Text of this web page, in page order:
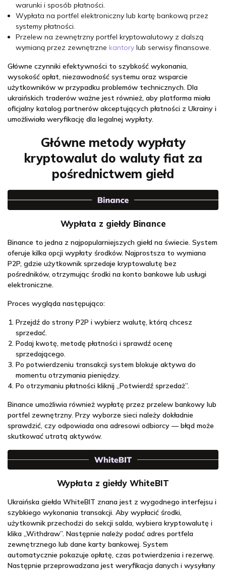
warunki i sposób płatności.
Wypłata na portfel elektroniczny lub kartę bankową przez
systemy płatności.
Przelew na zewnętrzny portfel kryptowalutowy z dalszą
wymianą przez zewnętrzne kantory lub serwisy finansowe.
Główne czynniki efektywności to szybkość wykonania,
wysokość opłat, niezawodność systemu oraz wsparcie
użytkowników w przypadku problemów technicznych. Dla
ukraińskich traderów ważne jest również, aby platforma miała
oficjalny katalog partnerów akceptujących płatności z Ukrainy i
umożliwiała weryfikację dla legalnej wypłaty.
Główne metody wypłaty
kryptowalut do waluty fiat za
pośrednictwem giełd
Wypłata z giełdy Binance
Binance to jedna z najpopularniejszych giełd na świecie. System
oferuje kilka opcji wypłaty środków. Najprostsza to wymiana
P2P, gdzie użytkownik sprzedaje kryptowalutę bez
pośredników, otrzymując środki na konto bankowe lub usługi
elektroniczne.
Proces wygląda następująco:
Przejdź do strony P2P i wybierz walutę, którą chcesz
sprzedać.
Podaj kwotę, metodę płatności i sprawdź ocenę
sprzedającego.
Po potwierdzeniu transakcji system blokuje aktywa do
momentu otrzymania pieniędzy.
Po otrzymaniu płatności kliknij „Potwierdź sprzedaż”.
Binance umożliwia również wypłatę przez przelew bankowy lub
portfel zewnętrzny. Przy wyborze sieci należy dokładnie
sprawdzić, czy odpowiada ona adresowi odbiorcy — błąd może
skutkować utratą aktywów.
Wypłata z giełdy WhiteBIT
Ukraińska giełda WhiteBIT znana jest z wygodnego interfejsu i
szybkiego wykonania transakcji. Aby wypłacić środki,
użytkownik przechodzi do sekcji salda, wybiera kryptowalutę i
klika „Withdraw”. Następnie należy podać adres portfela
zewnętrznego lub dane karty bankowej. System
automatycznie pokazuje opłatę, czas potwierdzenia i rezerwę.
Następnie przeprowadzana jest weryfikacja danych i wysyłany